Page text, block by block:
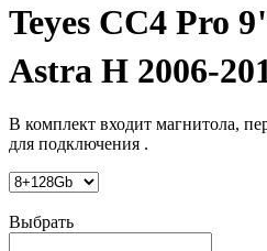
Teyes CC4 Pro
Astra H 2006-
В комплект входит магнитола,
для подключения .
Выбрать